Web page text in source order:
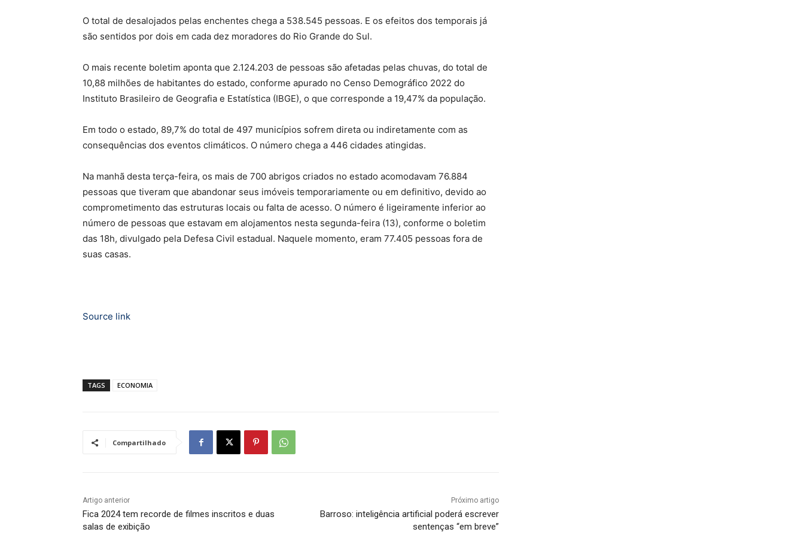
O total de desalojados pelas enchentes chega a 538.545 pessoas. E os efeitos dos temporais já
são sentidos por dois em cada dez moradores do Rio Grande do Sul.
O mais recente boletim aponta que 2.124.203 de pessoas são afetadas pelas chuvas, do total de
10,88 milhões de habitantes do estado, conforme apurado no Censo Demográfico 2022 do
Instituto Brasileiro de Geografia e Estatística (IBGE), o que corresponde a 19,47% da população.
Em todo o estado, 89,7% do total de 497 municípios sofrem direta ou indiretamente com as
consequências dos eventos climáticos. O número chega a 446 cidades atingidas.
Na manhã desta terça-feira, os mais de 700 abrigos criados no estado acomodavam 76.884
pessoas que tiveram que abandonar seus imóveis temporariamente ou em definitivo, devido ao
comprometimento das estruturas locais ou falta de acesso. O número é ligeiramente inferior ao
número de pessoas que estavam em alojamentos nesta segunda-feira (13), conforme o boletim
das 18h, divulgado pela Defesa Civil estadual. Naquele momento, eram 77.405 pessoas fora de
suas casas.
Source link
TAGS ECONOMIA
Compartilhado
Artigo anterior
Fica 2024 tem recorde de filmes inscritos e duas
salas de exibição
Próximo artigo
Barroso: inteligência artificial poderá escrever
sentenças “em breve”